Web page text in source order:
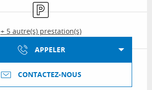
Parking
+ 5 autre(s) prestation(s)
APPELER
CONTACTEZ-NOUS